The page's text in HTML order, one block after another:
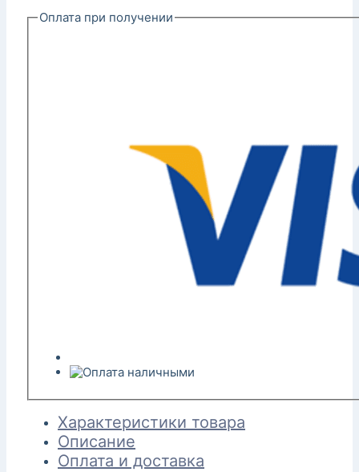
Оплата при получении
Характеристики товара
Описание
Оплата и доставка